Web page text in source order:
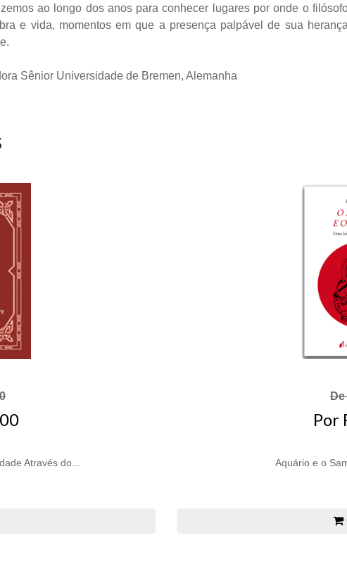
ao longo dos anos para conhecer lugares por onde o
e vida, momentos em que a presença palpável de sua
Sênior Universidade de Bremen, Alemanha
Através do...
De
Por
Aquário e o